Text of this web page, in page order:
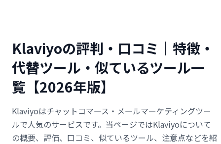
Klaviyoの評判・口コミ｜特徴・
代替ツール・似ているツール一
覧【2026年版】
Klaviyoはチャットコマース・メールマーケティングツー
ルで人気のサービスです。当ページではKlaviyoについて
の概要、評価、口コミ、似ているツール、注意点などを紹